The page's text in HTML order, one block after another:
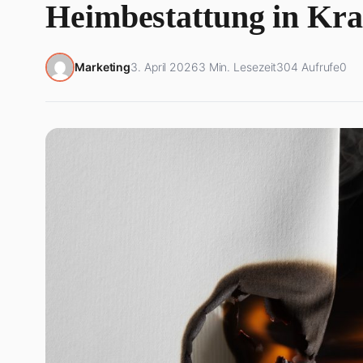
Heimbestattung in
Marketing3. April 20263 Min. Lesezeit304 Aufrufe0